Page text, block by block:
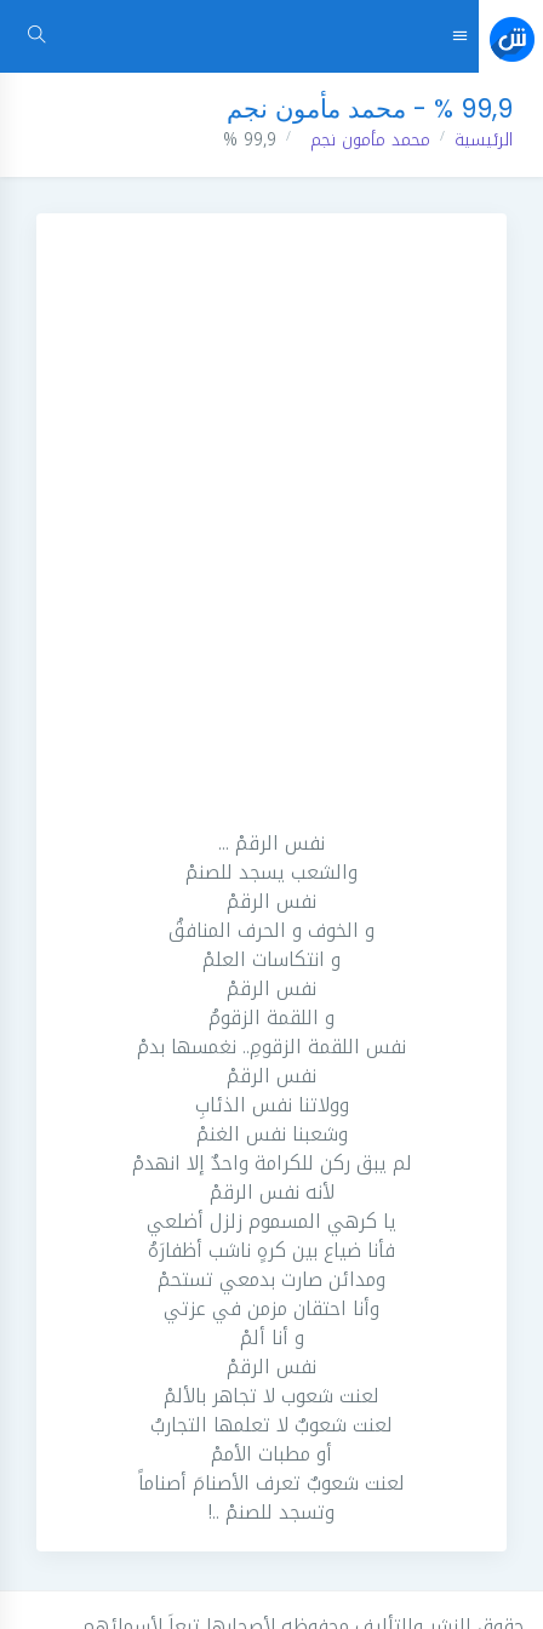
99,9 % - محمد مأمون نجم
الرئيسية محمد مأمون نجم 99,9 %
نفس الرقمْ ...
والشعب يسجد للصنمْ
نفس الرقمْ
و الخوف و الحرف المنافقُ
و انتكاسات العلمْ
نفس الرقمْ
و اللقمة الزقومُ
نفس اللقمة الزقومِ.. نغمسها بدمْ
نفس الرقمْ
وولاتنا نفس الذئابِ
وشعبنا نفس الغنمْ
لم يبق ركن للكرامة واحدٌ إلا انهدمْ
لأنه نفس الرقمْ
يا كرهي المسموم زلزل أضلعي
فأنا ضياع بين كرهٍ ناشب أظفارَهُ
ومدائن صارت بدمعي تستحمْ
وأنا احتقان مزمن في عزتي
و أنا ألمْ
نفس الرقمْ
لعنت شعوب لا تجاهر بالألمْ
لعنت شعوبٌ لا تعلمها التجاربُ
أو مطبات الأممْ
لعنت شعوبٌ تعرف الأصنامَ أصناماً
وتسجد للصنمْ ..!